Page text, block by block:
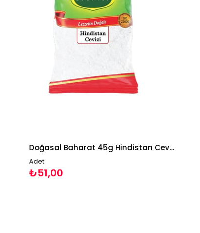
Doğasal Baharat 45g Hindistan Cevizi
Adet
₺51,00